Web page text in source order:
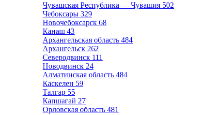
Чувашская Республика — Чувашия 502
Чебоксары 329
Новочебоксарск 68
Канаш 43
Архангельская область 484
Архангельск 262
Северодвинск 111
Новодвинск 24
Алматинская область 484
Каскелен 59
Талгар 55
Капшагай 27
Орловская область 481